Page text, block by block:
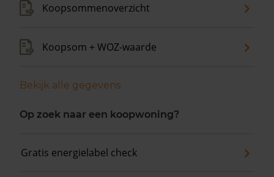
Koopsommenoverzicht
Koopsom + WOZ-waarde
Bekijk alle gegevens
Op zoek naar een koopwoning?
Gratis energielabel check